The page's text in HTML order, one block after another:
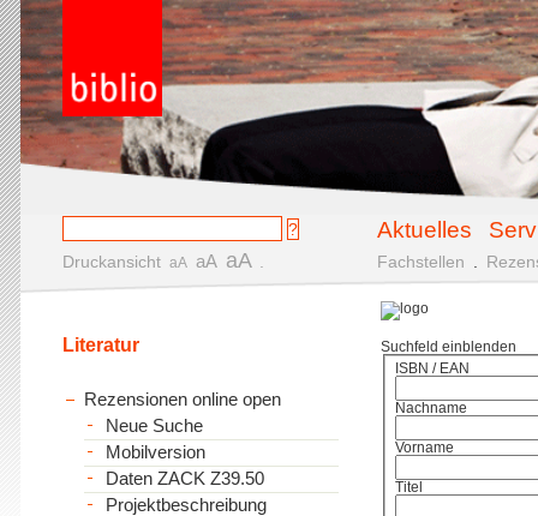
Aktuelles
Druckansicht aA aA aA Fachstellen
Suchfeld einblenden
ISBN / EAN
Nachname
Vorname
Titel
Literatur
Rezensionen online open
Neue Suche
Mobilversion
Daten ZACK Z39.50
Projektbeschreibung